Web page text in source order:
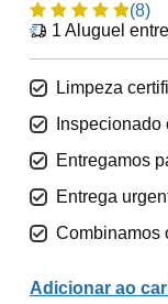
(8)
1 Aluguel
Limpeza
Entregamos
Entrega
Combinamos
Adicionar ao